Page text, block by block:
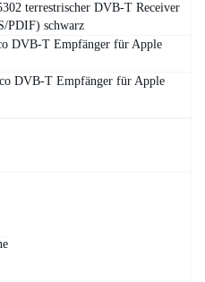
terrestrischer DVB-T Receiver
PDIF) schwarz
DVB-T Empfänger für Apple
DVB-T Empfänger für Apple